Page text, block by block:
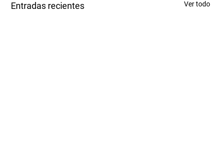
Entradas recientes Ver todo